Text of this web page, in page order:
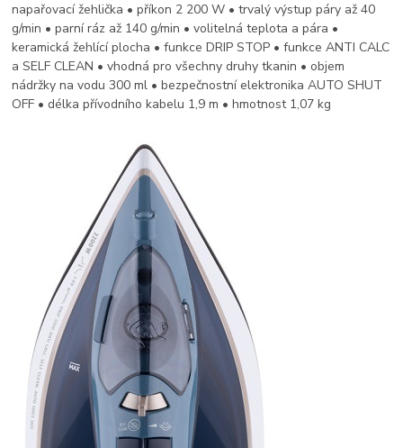
napařovací žehlička • příkon 2 200 W • trvalý výstup páry až 40
g/min • parní ráz až 140 g/min • volitelná teplota a pára •
keramická žehlící plocha • funkce DRIP STOP • funkce ANTI CALC
a SELF CLEAN • vhodná pro všechny druhy tkanin • objem
nádržky na vodu 300 ml • bezpečnostní elektronika AUTO SHUT
OFF • délka přívodního kabelu 1,9 m • hmotnost 1,07 kg